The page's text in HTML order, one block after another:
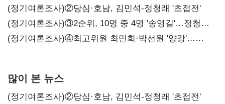
시사
(정기여론조사)②당심·호남, 김민석-정청래 '초접전'
(정기여론조사)③2순위, 10명 중 4명 '송영길'…정청래
'한 자릿수'
(정기여론조사)④최고위원 최민희·박선원 '양강'…
많이 본 뉴스
(정기여론조사)②당심·호남, 김민석-정청래 '초접전'